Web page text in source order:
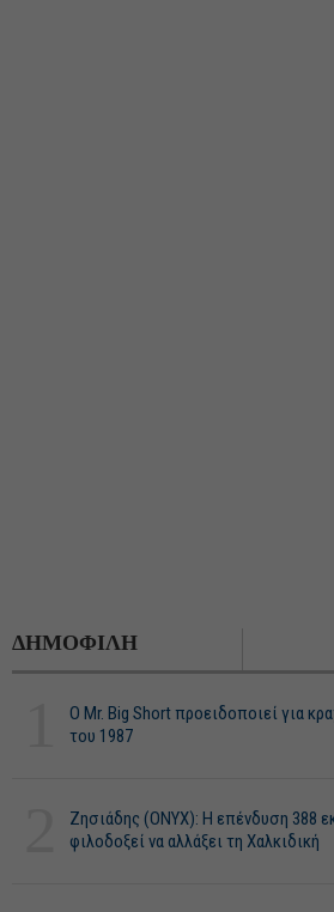
ΔΗΜΟΦΙΛΗ
O Mr. Big Short προειδοποιεί για
του 1987
Ζησιάδης (ONYX): Η επένδυση 388
φιλοδοξεί να αλλάξει τη Χαλκιδική